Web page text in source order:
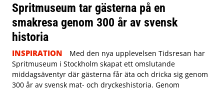
Spritmuseum tar gästerna på en
smakresa genom 300 år av svensk
historia
INSPIRATION
Med den nya upplevelsen Tidsresan har
Spritmuseum i Stockholm skapat ett omslutande
middagsäventyr där gästerna får äta och dricka sig genom
300 år av svensk mat- och dryckeshistoria. Genom